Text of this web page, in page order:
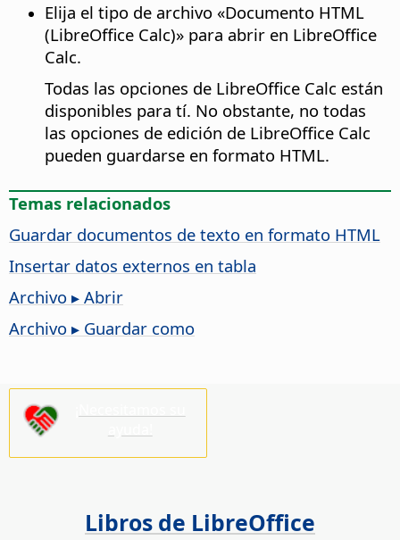
Elija el tipo de archivo «Documento HTML
(LibreOffice Calc)» para abrir en LibreOffice
Calc.
Todas las opciones de LibreOffice Calc están
disponibles para tí. No obstante, no todas
las opciones de edición de LibreOffice Calc
pueden guardarse en formato HTML.
Temas relacionados
Guardar documentos de texto en formato HTML
Insertar datos externos en tabla
Archivo ▸ Abrir
Archivo ▸ Guardar como
Libros de LibreOffice